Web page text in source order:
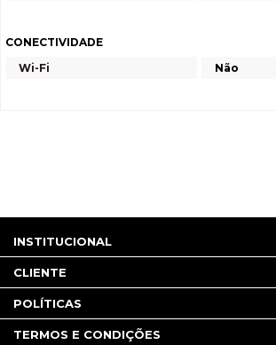
CONECTIVIDADE
Wi-Fi
Não
INSTITUCIONAL
CLIENTE
POLÍTICAS
TERMOS E CONDIÇÕES